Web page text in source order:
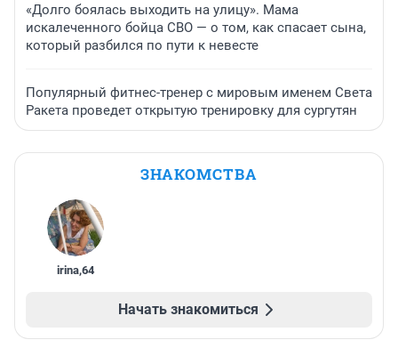
«Долго боялась выходить на улицу». Мама
искалеченного бойца СВО — о том, как спасает сына,
который разбился по пути к невесте
Популярный фитнес-тренер с мировым именем Света
Ракета проведет открытую тренировку для сургутян
ЗНАКОМСТВА
irina,64
Начать знакомиться